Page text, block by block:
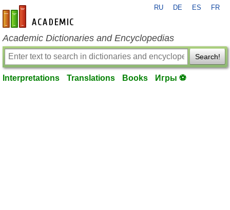
en-academic.com
RU DE ES FR
Academic Dictionaries and Encyclopedias
Search!
Interpretations Translations Books Игры ⚽